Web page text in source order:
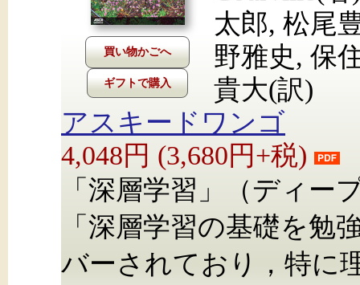
ギフトで購入
太郎, 松尾
野雅史, 保
貴大(訳)
アスキードワンゴ
4,048円 (3,680円+税)
「深層学習」（ディー
「深層学習の基礎を勉
バーされており，特に